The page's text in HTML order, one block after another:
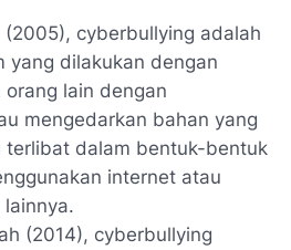
(2005), cyberbullying adalah
yang dilakukan dengan
lain dengan
mengedarkan bahan yang
terlibat dalam bentuk-bentuk
internet atau
(2014), cyberbullying